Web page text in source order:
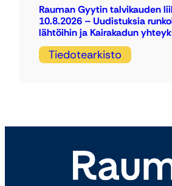
Rauman Gyytin talvikauden
10.8.2026 – Uudistuksia
lähtöihin ja Kairakadun
Tiedotearkisto